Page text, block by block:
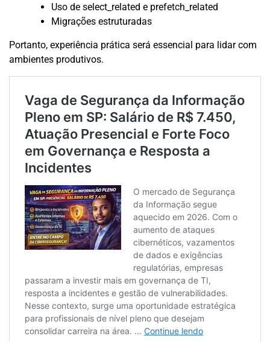
Uso de select_related e prefetch_related
Migrações estruturadas
Portanto, experiência prática será essencial para lidar com
ambientes produtivos.